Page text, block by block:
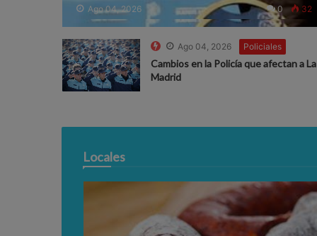
Ago 04, 2026 0 32
Ago 04, 2026 Policiales
Cambios en la Policía que afectan a La
Madrid
Locales